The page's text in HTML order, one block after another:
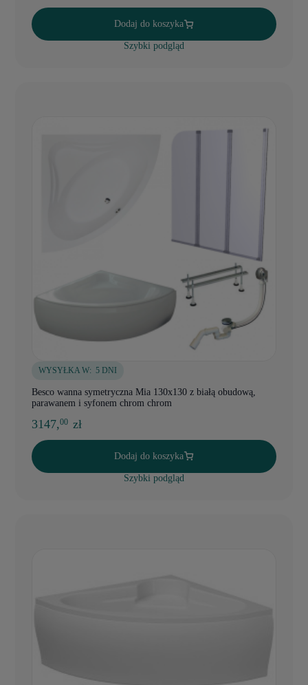
Dodaj do koszyka
Szybki podgląd
WYSYŁKA W: 5 DNI
Besco wanna symetryczna Mia 130x130 z białą obudową,
parawanem i syfonem chrom chrom
3147,00 zł
Dodaj do koszyka
Szybki podgląd